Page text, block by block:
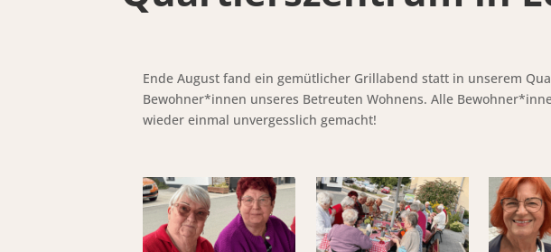
Ende August fand ein gemütlicher Grillabend statt in unserem
Bewohner*innen unseres Betreuten Wohnens. Alle
wieder einmal unvergesslich gemacht!